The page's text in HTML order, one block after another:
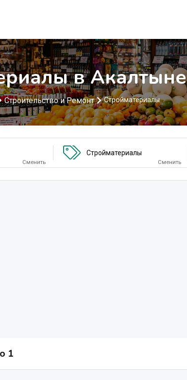
в Акалтыне
Строительство и Ремонт Стройматериалы
Сменить
Стройматериалы
Сменить
1